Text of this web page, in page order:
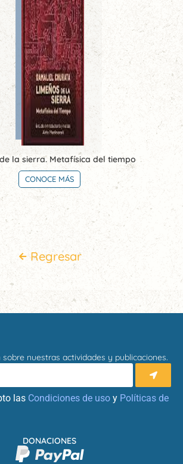
la sierra. Metafísica del tiempo
CONOCE MÁS
Regresar
sobre nuestras actividades y publicaciones.
las Condiciones de uso y Políticas de
DONACIONES